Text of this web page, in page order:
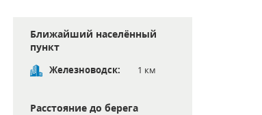
Ближайший населённый
пункт
Железноводск: 1 км
Расстояние до берега